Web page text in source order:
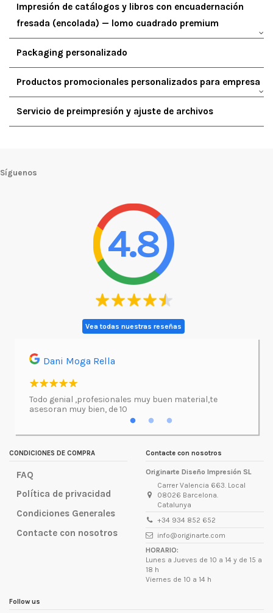
Impresión de catálogos y libros con encuadernación
fresada (encolada) — lomo cuadrado premium
Packaging personalizado
Productos promocionales personalizados para empresa
Servicio de preimpresión y ajuste de archivos
Síguenos
4.8
Vea todas nuestras reseñas
Dani Moga Rella
Todo genial ,profesionales muy buen material,te
asesoran muy bien, de 10
lugar
CONDICIONES DE COMPRA
FAQ
Política de privacidad
Condiciones Generales
Contacte con nosotros
Contacte con nosotros
Originarte Diseño Impresión SL
Carrer Valencia 663. Local
08026 Barcelona.
Catalunya
+34 934 852 652
info@originarte.com
HORARIO:
Lunes a Jueves de 10 a 14 y de 15 a
18 h
Viernes de 10 a 14 h
Follow us